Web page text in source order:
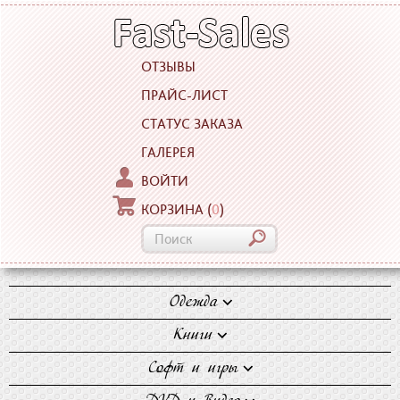
ОТЗЫВЫ
ПРАЙС-ЛИСТ
СТАТУС ЗАКАЗА
ГАЛЕРЕЯ
ВОЙТИ
КОРЗИНА(0)
Одежда
Блузки
Джинсы
Майки
Книги
Художественная
литература
Софт и игры